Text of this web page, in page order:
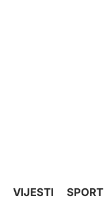
VIJESTI SPORT